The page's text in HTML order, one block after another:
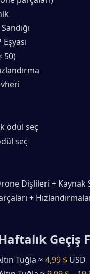
50)
ödül seç
seç
Dişlileri + Kaynak
+
Geçiş
Tuğla ≈ 4,99 $ USD